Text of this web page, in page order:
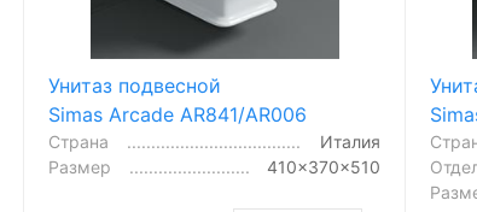
Унитаз подвесной
Simas Arcade AR841/AR006
Страна
Италия
Размер
410x370x510